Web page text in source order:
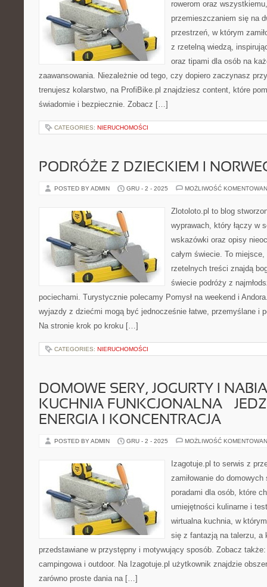
rowerom oraz
przemieszczaniem się na
przestrzeń, w którym
z rzetelną wiedzą,
oraz tipami dla osób na
zaawansowania. Niezależnie od tego, czy dopiero zaczynasz
trenujesz kolarstwo, na ProfiBike.pl znajdziesz content, które
świadomie i bezpiecznie. Zobacz […]
CATEGORIES: NIERUCHOMOŚCI
PODRÓŻE Z DZIECKIEM I
POSTED BY ADMIN GRU - 2 - 2025 MOŻLIWOŚĆ
Zlotoloto.pl to blog
wyprawach, który łączy w
wskazówki oraz opisy
całym świecie. To
rzetelnych treści znajdą
świecie podróży z
pociechami. Turystycznie polecamy Pomysł na weekend i
wyjazdy z dziećmi mogą być jednocześnie łatwe, przemyślane i
Na stronie krok po kroku […]
CATEGORIES: NIERUCHOMOŚCI
DOMOWE SERY, JOGURTY I
KUCHNIA FUNKCJONALNA –
ENERGIA I KONCENTRACJA
POSTED BY ADMIN GRU - 2 - 2025 MOŻLIWOŚĆ
Izagotuje.pl to serwis z
zamiłowanie do
poradami dla osób, które
umiejętności kulinarne i
wirtualna kuchnia, w
się z fantazją na talerzu, a
przedstawiane w przystępny i motywujący sposób. Zobacz
campingowa i outdoor. Na Izagotuje.pl użytkownik znajdzie
zarówno proste dania na […]